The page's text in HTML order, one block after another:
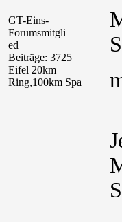
GT-Eins-
Forumsmitgli
ed
Beiträge: 3725
Eifel 20km
Ring,100km Spa